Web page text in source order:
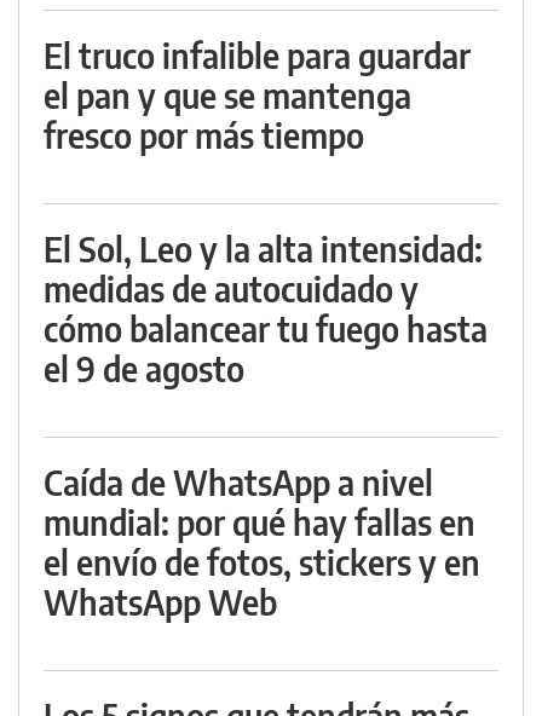
El truco infalible para guardar
el pan y que se mantenga
fresco por más tiempo
El Sol, Leo y la alta intensidad:
medidas de autocuidado y
cómo balancear tu fuego hasta
el 9 de agosto
Caída de WhatsApp a nivel
mundial: por qué hay fallas en
el envío de fotos, stickers y en
WhatsApp Web